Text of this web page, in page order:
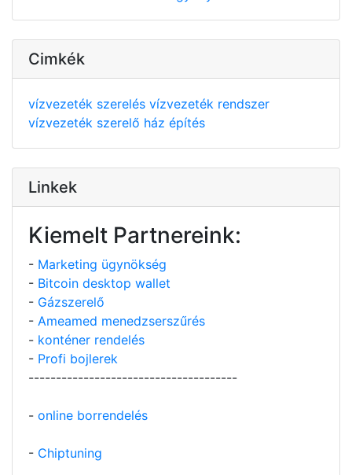
Cimkék
vízvezeték szerelés vízvezeték rendszer
vízvezeték szerelő ház építés
Linkek
Kiemelt Partnereink:
- Marketing ügynökség
- Bitcoin desktop wallet
- Gázszerelő
- Ameamed menedzserszűrés
- konténer rendelés
- Profi bojlerek
--------------------------------------
- online borrendelés
- Chiptuning